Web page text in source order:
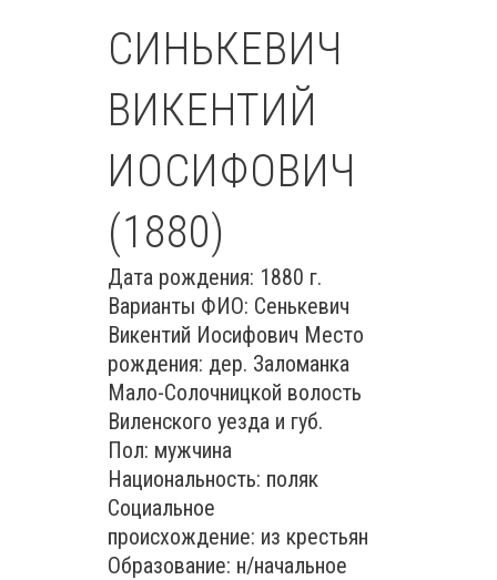
СИНЬКЕВИЧ
ВИКЕНТИЙ
ИОСИФОВИЧ
(1880)
Дата рождения: 1880 г.
Варианты ФИО: Сенькевич
Викентий Иосифович Место
рождения: дер. Заломанка
Мало-Солочницкой волость
Виленского уезда и губ.
Пол: мужчина
Национальность: поляк
Социальное
происхождение: из крестьян
Образование: н/начальное